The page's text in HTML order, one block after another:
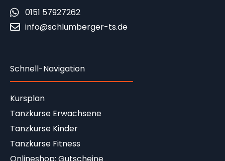
0151 57927262
info@schlumberger-ts.de
Schnell-Navigation
Kursplan
Tanzkurse Erwachsene
Tanzkurse Kinder
Tanzkurse Fitness